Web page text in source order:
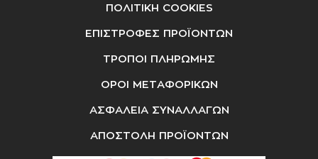
ΠΟΛΙΤΙΚΗ COOKIES
ΕΠΙΣΤΡΟΦΕΣ ΠΡΟΪΟΝΤΩΝ
ΤΡΟΠΟΙ ΠΛΗΡΩΜΗΣ
ΟΡΟΙ ΜΕΤΑΦΟΡΙΚΩΝ
ΑΣΦΑΛΕΙΑ ΣΥΝΑΛΛΑΓΩΝ
ΑΠΟΣΤΟΛΗ ΠΡΟΪΟΝΤΩΝ